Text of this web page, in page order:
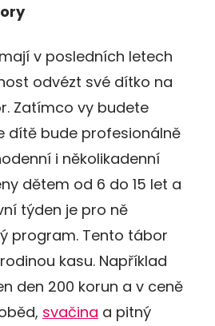
v posledních letech
odvézt své dítko na
Zatímco vy budete
dítě bude profesionálně
i několikadenní
dětem od 6 do 15 let a
týden je pro ně
program. Tento tábor
kasu. Například
den 200 korun a v ceně
svačina a pitný